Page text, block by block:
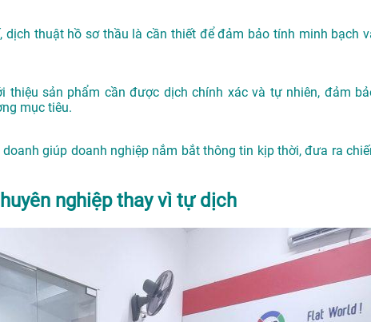
thuật hồ sơ thầu là cần thiết để đảm bảo tính minh bạch
thiệu sản phẩm cần được dịch chính xác và tự nhiên, đảm
mục tiêu.
giúp doanh nghiệp nắm bắt thông tin kịp thời, đưa ra
nghiệp thay vì tự dịch